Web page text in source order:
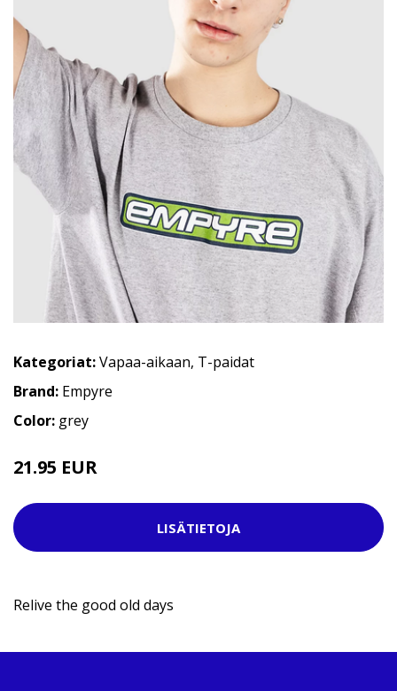
Kategoriat:Vapaa-aikaan, T-paidat
Brand: Empyre
Color: grey
21.95 EUR
LISÄTIETOJA
Relive the good old days